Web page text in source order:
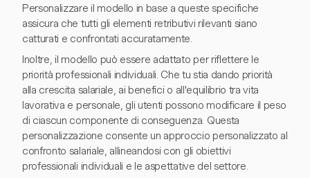
Personalizzare il modello in base a queste specifiche
assicura che tutti gli elementi retributivi rilevanti siano
catturati e confrontati accuratamente.
Inoltre, il modello può essere adattato per riflettere le
priorità professionali individuali. Che tu stia dando priorità
alla crescita salariale, ai benefici o all'equilibrio tra vita
lavorativa e personale, gli utenti possono modificare il peso
di ciascun componente di conseguenza. Questa
personalizzazione consente un approccio personalizzato al
confronto salariale, allineandosi con gli obiettivi
professionali individuali e le aspettative del settore.